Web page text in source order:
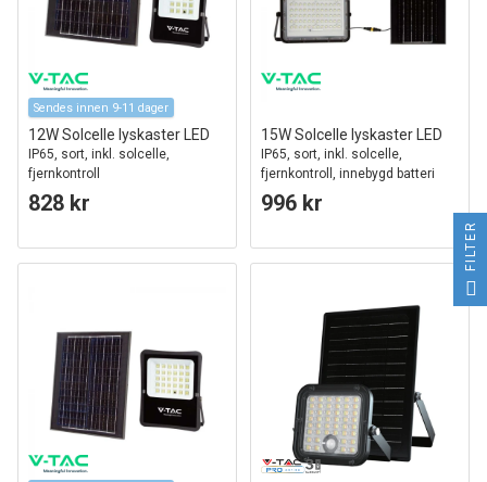
Sendes innen 9-11 dager
12W Solcelle lyskaster LED
IP65, sort, inkl. solcelle,
fjernkontroll
828 kr
15W Solcelle lyskaster LED
IP65, sort, inkl. solcelle,
fjernkontroll, innebygd batteri
996 kr
FILTER